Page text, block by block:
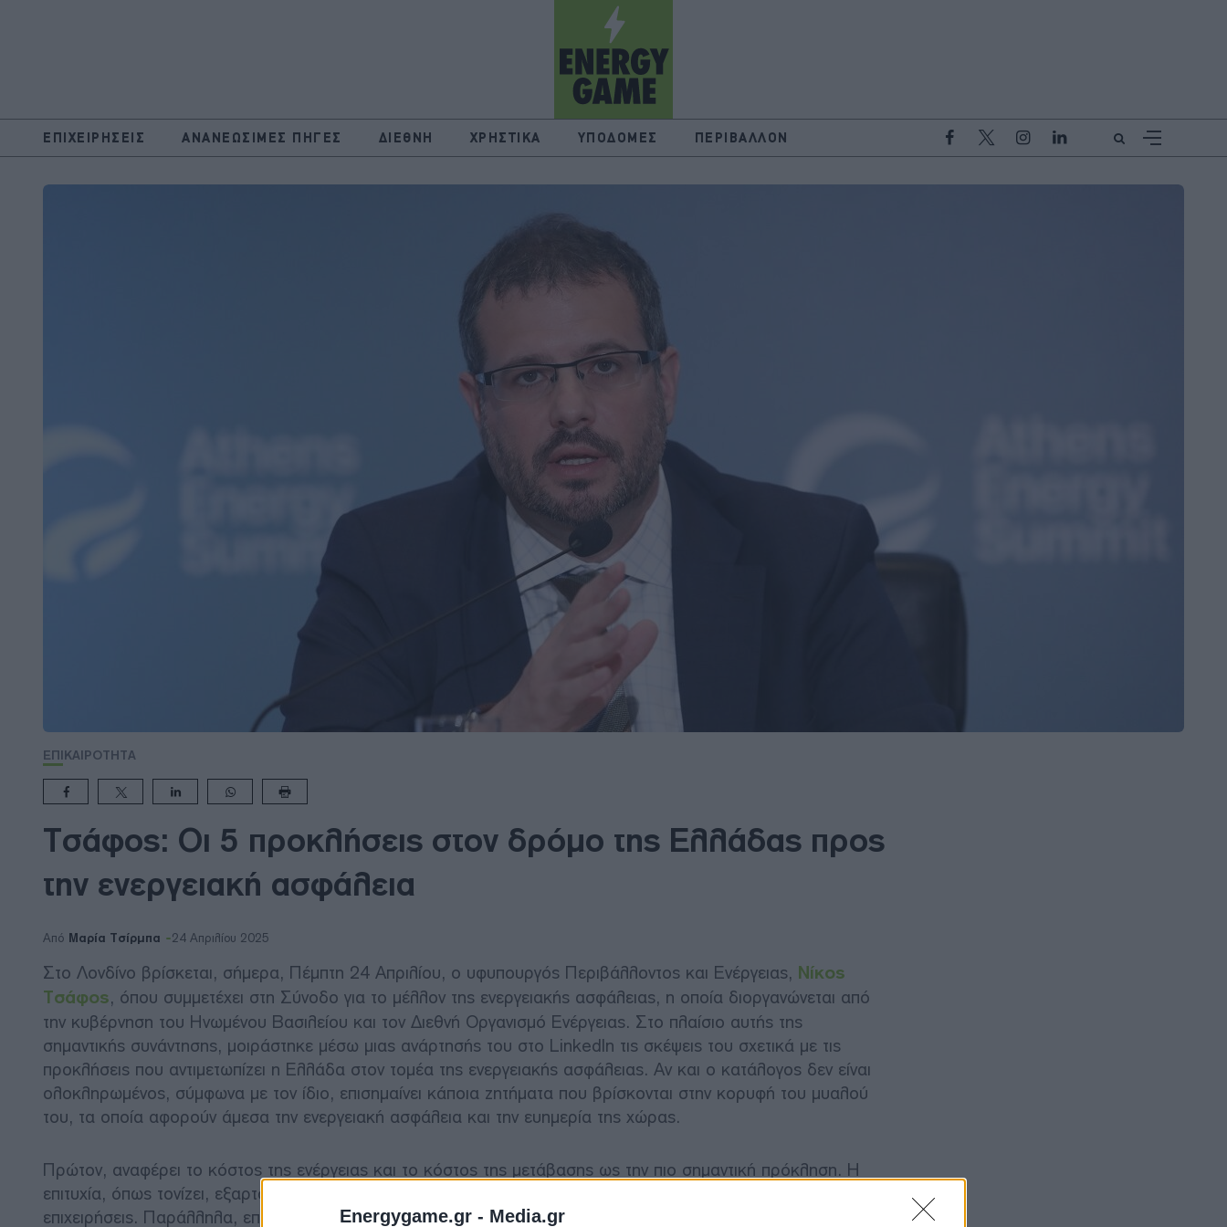
Energygame.gr - Media.gr
ΕΠΙΧΕΙΡΗΣΕΙΣ ΑΝΑΝΕΩΣΙΜΕΣ ΠΗΓΕΣ ΔΙΕΘΝΗ ΧΡΗΣΤΙΚΑ ΥΠΟΔΟΜΕΣ ΠΕΡΙΒΑΛΛΟΝ
ΕΠΙΚΑΙΡΟΤΗΤΑ
Τσάφος: Οι 5 προκλήσεις στον δρόμο της Ελλάδας προς
την ενεργειακή ασφάλεια
Από Μαρία Τσίρμπα 24 Απριλίου 2025
Στο Λονδίνο βρίσκεται, σήμερα, Πέμπτη 24 Απριλίου, ο υφυπουργός Περιβάλλοντος και Ενέργειας, Νίκος
Τσάφος, όπου συμμετέχει στη Σύνοδο για το μέλλον της ενεργειακής ασφάλειας, η οποία διοργανώνεται από
την κυβέρνηση του Ηνωμένου Βασιλείου και τον Διεθνή Οργανισμό Ενέργειας. Στο πλαίσιο αυτής της
σημαντικής συνάντησης, μοιράστηκε μέσω μιας ανάρτησής του στο LinkedIn τις σκέψεις του σχετικά με τις
προκλήσεις που αντιμετωπίζει η Ελλάδα στον τομέα της ενεργειακής ασφάλειας. Αν και ο κατάλογος δεν είναι
ολοκληρωμένος, σύμφωνα με τον ίδιο, επισημαίνει κάποια ζητήματα που βρίσκονται στην κορυφή του μυαλού
του, τα οποία αφορούν άμεσα την ενεργειακή ασφάλεια και την ευημερία της χώρας.
Πρώτον, αναφέρει το κόστος της ενέργειας και το κόστος της μετάβασης ως την πιο σημαντική πρόκληση. Η
επιτυχία, όπως τονίζει, εξαρτάται από το αν η ενέργεια και η μετάβαση θα είναι προσιτές για τους πολίτες και τις
επιχειρήσεις. Παράλληλα, επισημαίνει πως η κυβέρνηση πρέπει να είναι συνετή στη διαχείριση του κεφαλαίου